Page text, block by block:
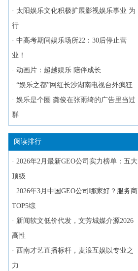
· 太阳娱乐文化积极扩展影视娱乐事业 为
行
· 中高考期间娱乐场所22：30后停止营
业！
· 动画片：超越娱乐 陪伴成长
· “娱乐之都”网红长沙湖南电视台外疯狂
· 娱乐是个圈 龚俊在张雨绮的广告里当过
群
阅读排行
· 2026年2月最新GEO公司实力榜单：五大
顶级
· 2026年3月中国GEO公司哪家好？服务商
TOP5综
· 新闻软文低价代发，文芳城媒介源2026
高性
· 西南才艺直播标杆，麦浪互娱以专业之
力